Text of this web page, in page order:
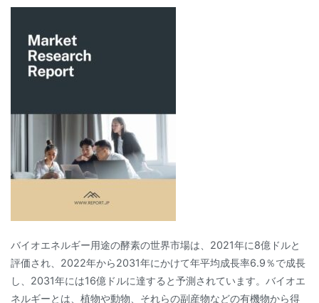
バイオエネルギー用途の酵素の世界市場は、2021年に8億ドルと
評価され、2022年から2031年にかけて年平均成長率6.9％で成長
し、2031年には16億ドルに達すると予測されています。バイオエ
ネルギーとは、植物や動物、それらの副産物などの有機物から得